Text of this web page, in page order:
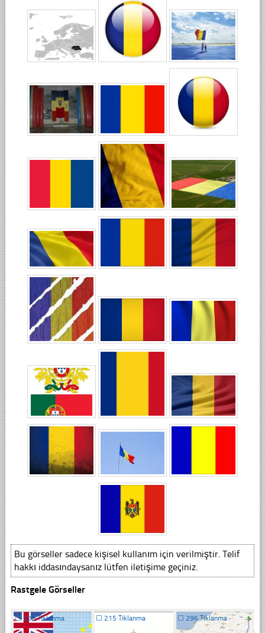
Bu görseller sadece kişisel kullanım için verilmiştir. Telif
hakkı iddasındaysanız lütfen iletişime geçiniz.
Rastgele Görseller
☐220 Tıklanma ☐ 215 Tıklanma ☐ 296 Tıklanma